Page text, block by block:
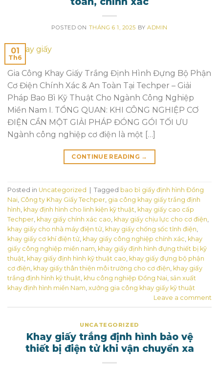
POSTED ON THÁNG 6 1, 2025 BYADMIN
01
Th6
Gia Công Khay Giấy Trắng Định Hình Đựng Bộ Phận
Cơ Điện Chính Xác & An Toàn Tại Techper – Giải
Pháp Bao Bì Kỹ Thuật Cho Ngành Công Nghiệp
Miền Nam I. TỔNG QUAN: KHI CÔNG NGHIỆP CƠ
ĐIỆN CẦN MỘT GIẢI PHÁP ĐÓNG GÓI TỐI ƯU
Ngành công nghiệp cơ điện là một […]
CONTINUE READING →
Posted in Uncategorized Tagged bao bì giấy định hình Đồng
Nai, Công ty Khay Giấy Techper, gia công khay giấy trắng định
hình, khay định hình cho linh kiện kỹ thuật, khay giấy cao cấp
Techper, khay giấy chính xác cao, khay giấy chịu lực cho cơ điện,
khay giấy cho nhà máy điện tử, khay giấy chống sốc tĩnh điện,
khay giấy cơ khí điện tử, khay giấy công nghiệp chính xác, khay
giấy công nghiệp miền nam, khay giấy định hình đựng thiết bị kỹ
thuật, khay giấy định hình kỹ thuật cao, khay giấy đựng bộ phận
cơ điện, khay giấy thân thiện môi trường cho cơ điện, khay giấy
trắng định hình kỹ thuật, khu công nghiệp Đồng Nai, sản xuất
khay định hình miền Nam, xưởng gia công khay giấy kỹ thuật
Leave a comment
UNCATEGORIZED
Khay giấy trắng định hình bảo vệ
thiết bị điện tử khi vận chuyển xa